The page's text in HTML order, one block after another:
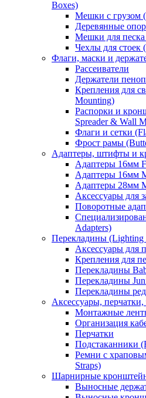
Boxes)
Мешки с грузом
Деревянные
Мешки для песка
Чехлы для стоек
Флаги, маски и
Рассеиватели
Держатели
Крепления для
Mounting)
Распорки и
Spreader & Wall
Флаги и сетки
Фрост рамы
Адаптеры, штифты и
Адаптеры 16мм
Адаптеры 16мм
Адаптеры 28мм
Аксессуары для
Поворотные
Adapters)
Перекладины (Lighting
Аксессуары для
Крепления для
Перекладины
Перекладины
Перекладины
Аксессуары,
Монтажные
Организация
Перчатки
Подстаканники
Ремни с
Straps)
Шарнирные
Выносные